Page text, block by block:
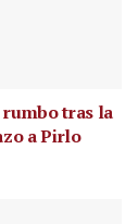
rumbo tras la
a Pirlo